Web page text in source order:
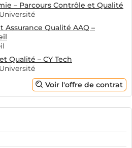
– Parcours Contrôle et Qualité
Assurance Qualité AAQ –
Qualité – CY Tech
Voir l'offre de contrat